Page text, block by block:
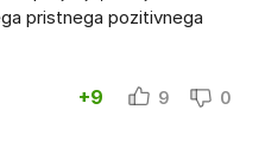
pristnega pozitivnega
+9 9 0